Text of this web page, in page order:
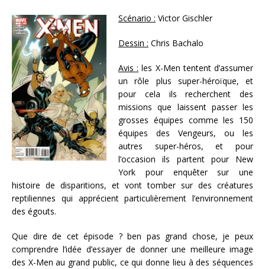
Scénario : Victor Gischler
Dessin : Chris Bachalo
Avis : les X-Men tentent d’assumer
un rôle plus super-héroïque, et
pour cela ils recherchent des
missions que laissent passer les
grosses équipes comme les 150
équipes des Vengeurs, ou les
autres super-héros, et pour
l’occasion ils partent pour New
York pour enquêter sur une
histoire de disparitions, et vont tomber sur des créatures
reptiliennes qui apprécient particulièrement l’environnement
des égouts.
Que dire de cet épisode ? ben pas grand chose, je peux
comprendre l’idée d’essayer de donner une meilleure image
des X-Men au grand public, ce qui donne lieu à des séquences